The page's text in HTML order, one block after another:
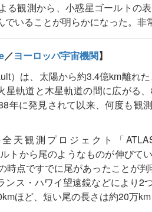
る観測から、小惑星ゴールトの
いることが明らかになった。非
／ヨーロッパ宇宙機関】
）は、太陽から約3.4億km離れ
星軌道と木星軌道の間に広がる
年に発見されて以来、何度も観
観測プロジェクト「ATLAS
トから尾のようなものが伸びて
時点ですでに尾があったことが
ンス・ハワイ望遠鏡などにより2
ほど、短い尾の長さは約20万km